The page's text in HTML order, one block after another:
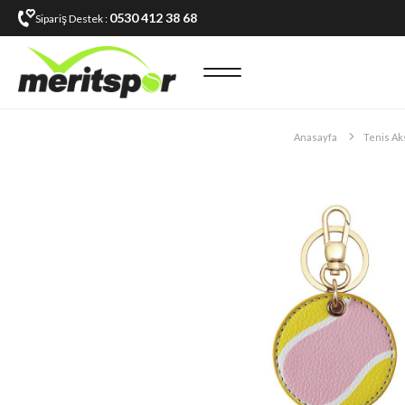
Sipariş Destek : 0530 412 38 68
Anasayfa Tenis